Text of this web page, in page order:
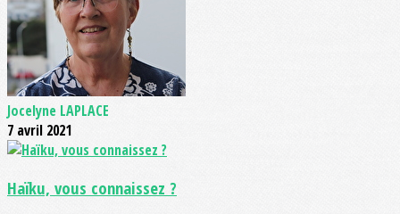
Jocelyne LAPLACE
7 avril 2021
Haïku, vous connaissez ?